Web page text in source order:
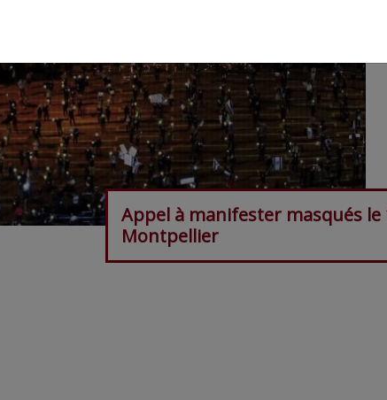
Appel à manifester masqués le
Montpellier